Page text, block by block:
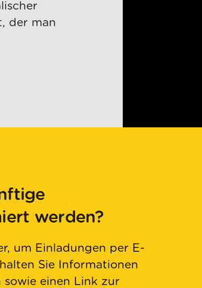
der man
werden?
um Einladungen per E-
Sie Informationen
einen Link zur